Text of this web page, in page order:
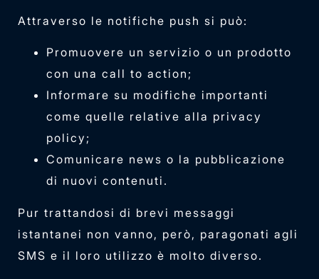
Attraverso le notifiche push si può:
Promuovere un servizio o un prodotto
con una call to action;
Informare su modifiche importanti
come quelle relative alla privacy
policy;
Comunicare news o la pubblicazione
di nuovi contenuti.
Pur trattandosi di brevi messaggi
istantanei non vanno, però, paragonati agli
SMS e il loro utilizzo è molto diverso.